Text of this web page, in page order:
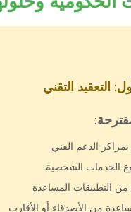
التعقيد التقني
بمراكز الدعم الفني
الخدمات الشخصية
من التطبيقات المساعدة
من الأصدقاء أو الأقارب